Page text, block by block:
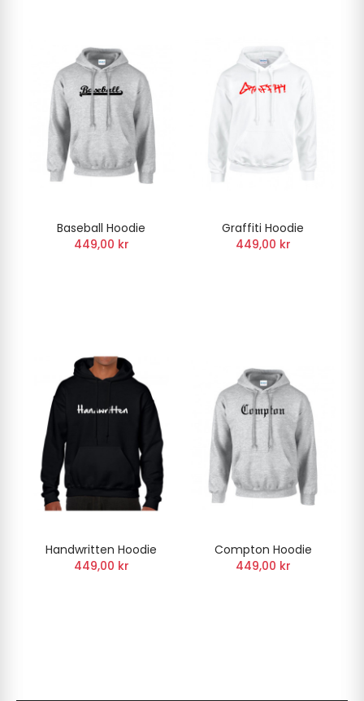
Baseball Hoodie
449,00 kr
Graffiti Hoodie
449,00 kr
Handwritten Hoodie
449,00 kr
Compton Hoodie
449,00 kr